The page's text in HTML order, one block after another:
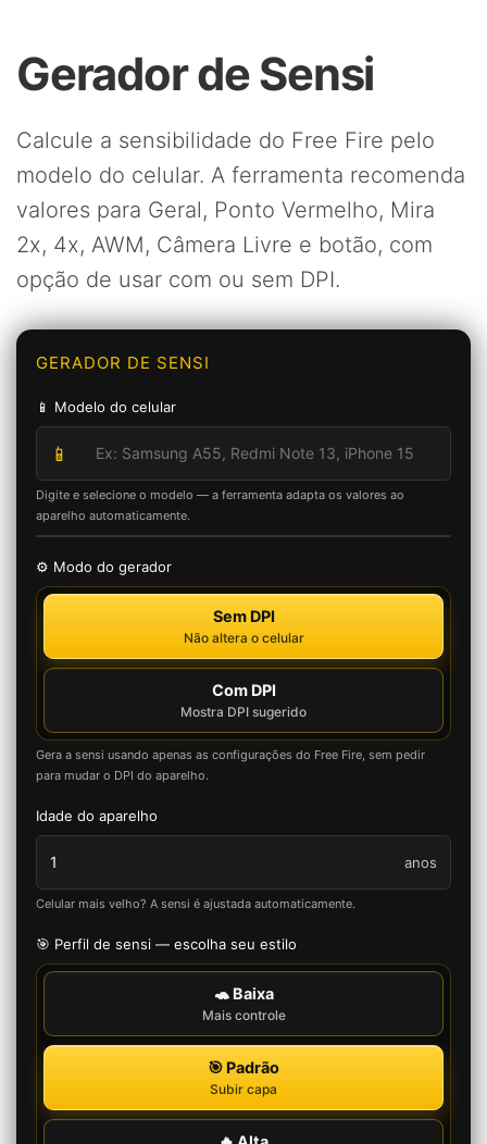
Gerador de Sensi
Calcule a sensibilidade do Free Fire pelo
modelo do celular. A ferramenta recomenda
valores para Geral, Ponto Vermelho, Mira
2x, 4x, AWM, Câmera Livre e botão, com
opção de usar com ou sem DPI.
GERADOR DE SENSI
📱 Modelo do celular
📱
Digite e selecione o modelo — a ferramenta adapta os valores ao
aparelho automaticamente.
⚙️ Modo do gerador
Sem DPI
Não altera o celular
Com DPI
Mostra DPI sugerido
Gera a sensi usando apenas as configurações do Free Fire, sem pedir
para mudar o DPI do aparelho.
Idade do aparelho
anos
Celular mais velho? A sensi é ajustada automaticamente.
🎯 Perfil de sensi — escolha seu estilo
🐢 Baixa
Mais controle
🎯 Padrão
Subir capa